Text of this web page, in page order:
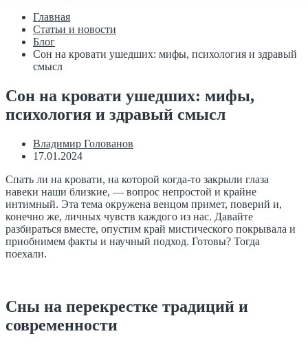
Главная
Статьи и новости
Блог
Сон на кровати ушедших: мифы, психология и здравый
смысл
Сон на кровати ушедших: мифы,
психология и здравый смысл
Владимир Голованов
17.01.2024
Спать ли на кровати, на которой когда-то закрыли глаза
навеки наши близкие, — вопрос непростой и крайне
интимный. Эта тема окружена венцом примет, поверий и,
конечно же, личных чувств каждого из нас. Давайте
разбираться вместе, опустим край мистического покрывала и
приобнимем факты и научный подход. Готовы? Тогда
поехали.
Сны на перекрестке традиций и
современности